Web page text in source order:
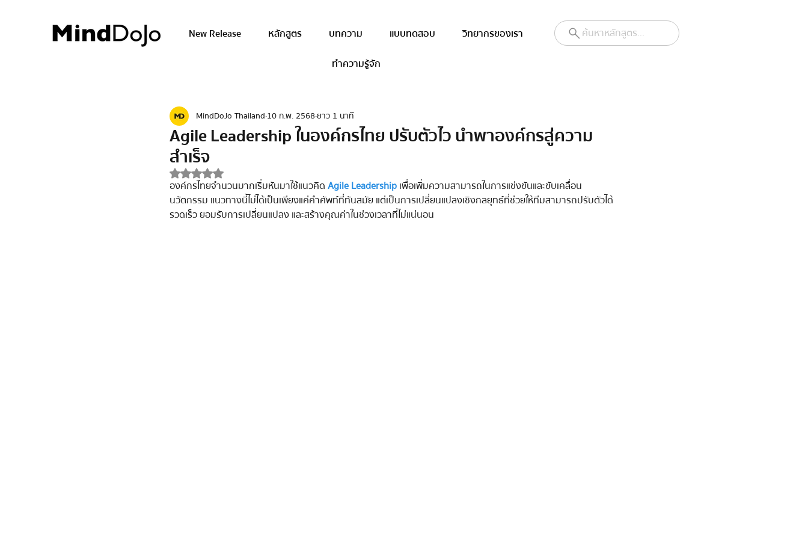
New Release หลักสูตร บทความ แบบทดสอบ
วิทยากรของเรา
ทำความรู้จัก
ค้นหาหลักสูตร...
Agile Leadership ในองค์กรไทย ปรับตัวไว นำพาองค์กรสู่ความ
สำเร็จ
MindDoJo Thailand 10 ก.พ. 2568ยาว 1 นาที
ได้รับ NaN เต็ม 5 ดาว
องค์กรไทยจำนวนมากเริ่มหันมาใช้แนวคิด Agile Leadership เพื่อเพิ่มความสามารถในการแข่งขันและขับเคลื่อน
นวัตกรรม แนวทางนี้ไม่ได้เป็นเพียงแค่คำศัพท์ที่ทันสมัย แต่เป็นการเปลี่ยนแปลงเชิงกลยุทธ์ที่ช่วยให้ทีมสามารถปรับตัวได้
รวดเร็ว ยอมรับการเปลี่ยนแปลง และสร้างคุณค่าในช่วงเวลาที่ไม่แน่นอน